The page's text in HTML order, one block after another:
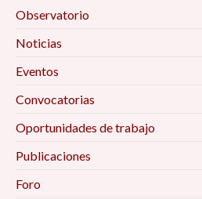
Observatorio
Noticias
Eventos
Convocatorias
Oportunidades de trabajo
Publicaciones
Foro